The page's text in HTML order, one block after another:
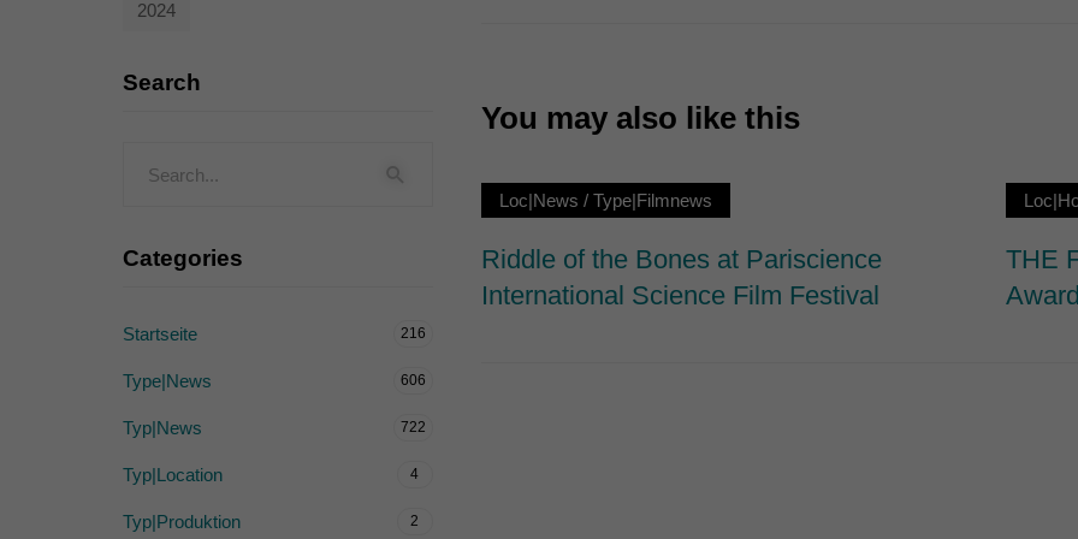
You may also like this
Loc|News / Type|Filmnews
Riddle of the Bones at Pariscience
International Science Film Festival
THE
2024
Search
Categories
Startseite 216
Type|News 606
Typ|News 722
Typ|Location 4
Typ|Produktion 2
Cookie-Informationen anzeigen